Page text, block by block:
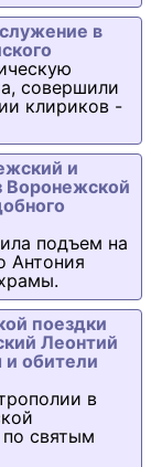
в
совершили
клириков -
и
Воронежской
подъем на
Антония
поездки
Леонтий
и обители
в
святым